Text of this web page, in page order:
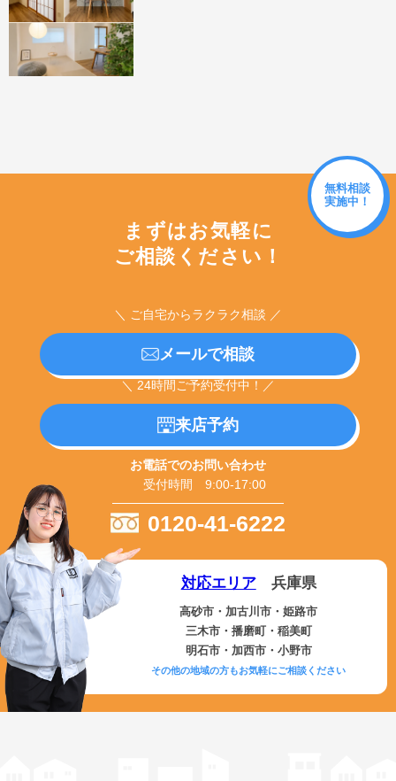
無料相談
実施中！
まずはお気軽に
ご相談ください！
＼ ご自宅からラクラク相談 ／
メールで相談
＼ 24時間ご予約受付中！／
来店予約
お電話でのお問い合わせ
受付時間 9:00-17:00
0120-41-6222
対応エリア兵庫県
高砂市・加古川市・姫路市
三木市・播磨町・稲美町
明石市・加西市・小野市
その他の地域の方もお気軽にご相談ください